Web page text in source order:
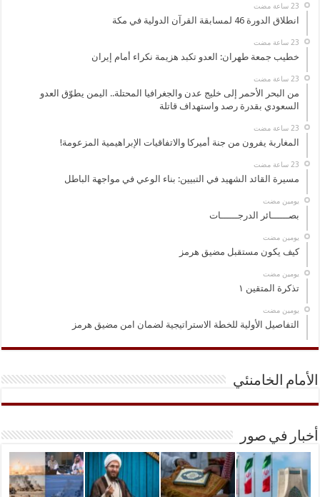
انطلاق الدورة 46 لمسابقة القرآن الدولية في مكة
خطيب جمعة طهران: العدو تكبد هزيمة نكراء أمام إيران
من البحر الأحمر إلى خليج عدن والجغرافيا المحتلة.. اليمن يطوّق العدو
السعودي بقدرة رصد واستهداف قاتلة
المغاربة يفرون من جنة أميركا والاتفاقيات الإبراهيمية المزعومة!
مسيرة القائد الشهيد في التبيين: بناء الوعي في مواجهة الباطل
‏يومين مضت
بصــــــائر الدرجــــــات
‏يومين مضت
كيف يكون مستقبل مضيق هرمز
‏يومين مضت
تذكرة المتقين ١
‏يومين مضت
التفاصيل الأولية للخطة الاستراتيجية لضمان امن مضيق هرمز
الأمام الخامنئي
أخبار في صور